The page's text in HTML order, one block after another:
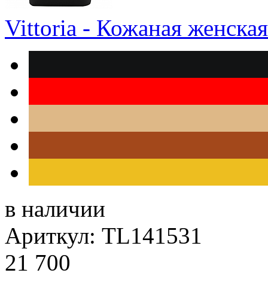
Vittoria - Кожаная
в наличии
Ариткул: TL141531
21 700